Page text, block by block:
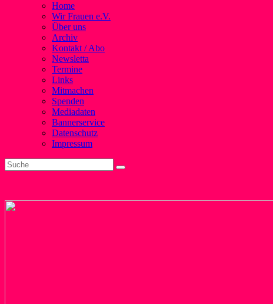
Home
Wir Frauen e.V.
Über uns
Archiv
Kontakt / Abo
Newsletta
Termine
Links
Mitmachen
Spenden
Mediadaten
Bannerservice
Datenschutz
Impressum